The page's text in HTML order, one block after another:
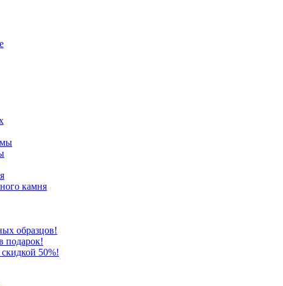
камня
образцов!
подарок!
50%!